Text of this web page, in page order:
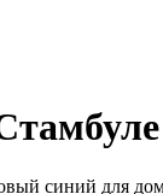
синий для